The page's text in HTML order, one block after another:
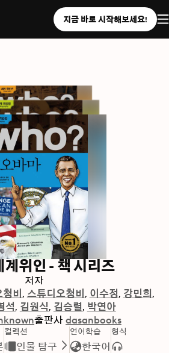
지금 바로 시작해보세요!
위인 - 책 시리즈
저자
비 스튜디오청비 이수정 강민희
석 김원식 김승렬 박연아
출판사 dasanbooks
컬렉션
인물 탐구
언어학습
한국어
형식